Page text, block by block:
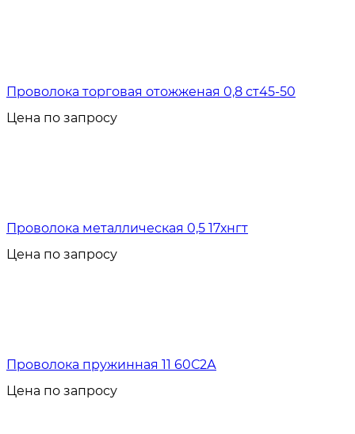
Проволока торговая отожженая 0,8 ст45-50
Цена по запросу
Проволока металлическая 0,5 17хнгт
Цена по запросу
Проволока пружинная 11 60С2А
Цена по запросу